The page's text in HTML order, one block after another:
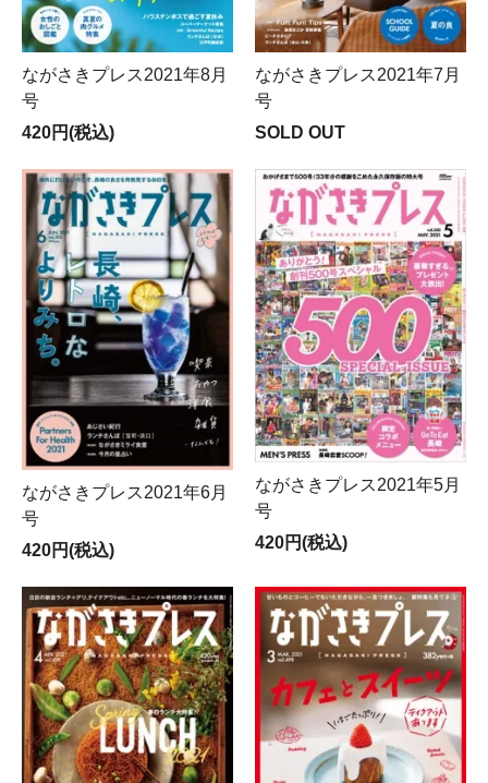
ながさきプレス2021年8月
号
420円(税込)
ながさきプレス2021年7月
号
SOLD OUT
ながさきプレス2021年6月
号
420円(税込)
ながさきプレス2021年5月
号
420円(税込)